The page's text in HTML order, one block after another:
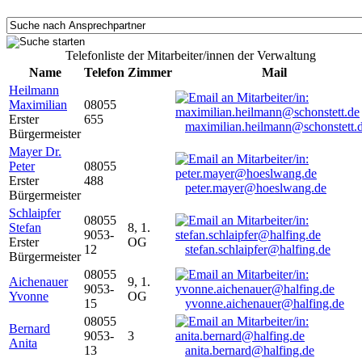
Telefonliste der Mitarbeiter/innen der Verwaltung
Name
Telefon Zimmer
Mail
Heilmann
Maximilian
Erster
Bürgermeister
08055
655
Mayer Dr.
Peter
Erster
Bürgermeister
08055
488
peter.mayer@hoeslwang.de
Schlaipfer
Stefan
Erster
Bürgermeister
08055
9053-
12
8, 1.
OG
stefan.schlaipfer@halfing.de
Aichenauer
Yvonne
08055
9053-
15
9, 1.
OG
yvonne.aichenauer@halfing.de
Bernard
Anita
08055
9053-
13
3
anita.bernard@halfing.de